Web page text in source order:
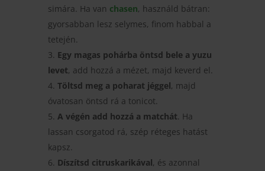
simára. Ha van chasen, használd bátran:
gyorsabban lesz selymes, finom habbal a
tetején.
Egy magas pohárba öntsd bele a yuzu
levet, add hozzá a mézet, majd keverd el.
Töltsd meg a poharat jéggel, majd
óvatosan öntsd rá a tonicot.
A végén add hozzá a matchát . Ha
lassan csorgatod rá, szép réteges hatást
kapsz.
Díszítsd citruskarikával, és azonnal